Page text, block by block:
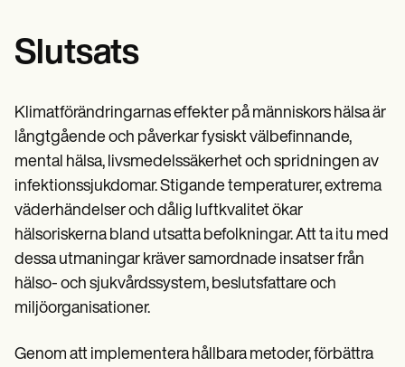
Slutsats
Klimatförändringarnas effekter på människors hälsa är
långtgående och påverkar fysiskt välbefinnande,
mental hälsa, livsmedelssäkerhet och spridningen av
infektionssjukdomar. Stigande temperaturer, extrema
väderhändelser och dålig luftkvalitet ökar
hälsoriskerna bland utsatta befolkningar. Att ta itu med
dessa utmaningar kräver samordnade insatser från
hälso- och sjukvårdssystem, beslutsfattare och
miljöorganisationer.
Genom att implementera hållbara metoder, förbättra